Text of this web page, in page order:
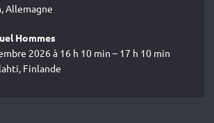
Allemagne
Hommes
2026 à 16 h 10 min – 17 h 10 min
Finlande